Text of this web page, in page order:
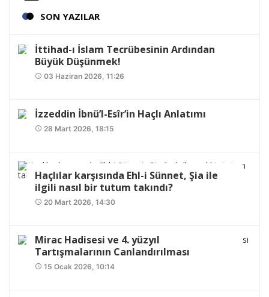
SON YAZILAR
İttihad-ı İslam Tecrübesinin Ardından
Büyük Düşünmek!
access_time 03 Haziran 2026, 11:26
İzzeddin İbnü’l-Esîr’in Haçlı Anlatımı
access_time 28 Mart 2026, 18:15
Haçlılar karşısında Ehl-i Sünnet, Şia ile
ilgili nasıl bir tutum takındı?
access_time 20 Mart 2026, 14:30
Mirac Hadisesi ve 4. yüzyıl
Tartışmalarının Canlandırılması
access_time 15 Ocak 2026, 10:14